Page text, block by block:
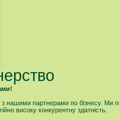
з нашими партнерами по бізнесу. Ми
високу конкурентну здатність.